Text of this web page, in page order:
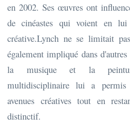
en 2002. Ses œuvres ont
de cinéastes qui voient en lui
créative.Lynch ne se limitait
également impliqué dans
la musique et la
multidisciplinaire lui a permis
avenues créatives tout en
distinctif.